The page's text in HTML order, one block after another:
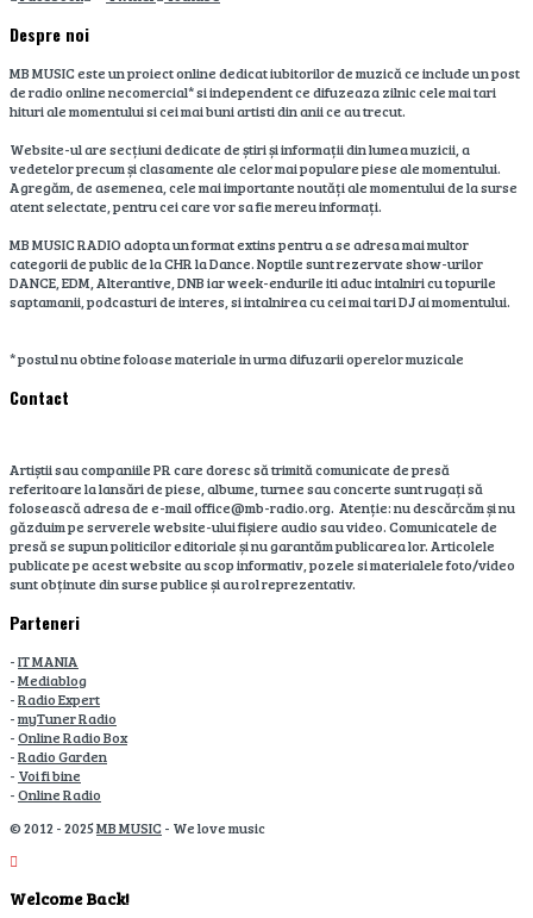
Despre noi
MB MUSIC este un proiect online dedicat iubitorilor de muzică ce include un post
de radio online necomercial* si independent ce difuzeaza zilnic cele mai tari
hituri ale momentului si cei mai buni artisti din anii ce au trecut.
Website-ul are secțiuni dedicate de știri și informații din lumea muzicii, a
vedetelor precum și clasamente ale celor mai populare piese ale momentului.
Agregăm, de asemenea, cele mai importante noutăți ale momentului de la surse
atent selectate, pentru cei care vor sa fie mereu informați.
MB MUSIC RADIO adopta un format extins pentru a se adresa mai multor
categorii de public de la CHR la Dance. Noptile sunt rezervate show-urilor
DANCE, EDM, Alterantive, DNB iar week-endurile iti aduc intalniri cu topurile
saptamanii, podcasturi de interes, si intalnirea cu cei mai tari DJ ai momentului.
* postul nu obtine foloase materiale in urma difuzarii operelor muzicale
Contact
Artiștii sau companiile PR care doresc să trimită comunicate de presă
referitoare la lansări de piese, albume, turnee sau concerte sunt rugați să
folosească adresa de e-mail office@mb-radio.org. Atenție: nu descărcăm și nu
găzduim pe serverele website-ului fișiere audio sau video. Comunicatele de
presă se supun politicilor editoriale și nu garantăm publicarea lor. Articolele
publicate pe acest website au scop informativ, pozele si materialele foto/video
sunt obținute din surse publice și au rol reprezentativ.
Parteneri
-IT MANIA
-Mediablog
-Radio Expert
-myTuner Radio
-Online Radio Box
-Radio Garden
- Voi fi bine
-Online Radio
© 2012 - 2025MB MUSIC- We love music
Welcome Back!